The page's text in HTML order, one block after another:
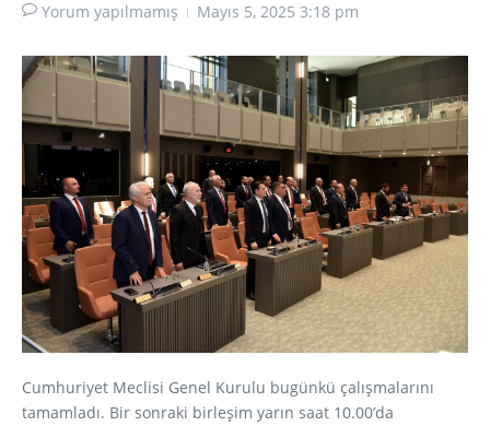
Yorum yapılmamış Mayıs 5, 2025 3:18 pm
Cumhuriyet Meclisi Genel Kurulu bugünkü çalışmalarını
tamamladı. Bir sonraki birleşim yarın saat 10.00’da